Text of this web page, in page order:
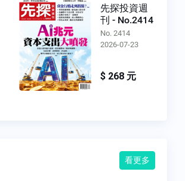
先探投資週
刊 - No.2414
No. 2414
2026-07-23
$ 268 元
看更多